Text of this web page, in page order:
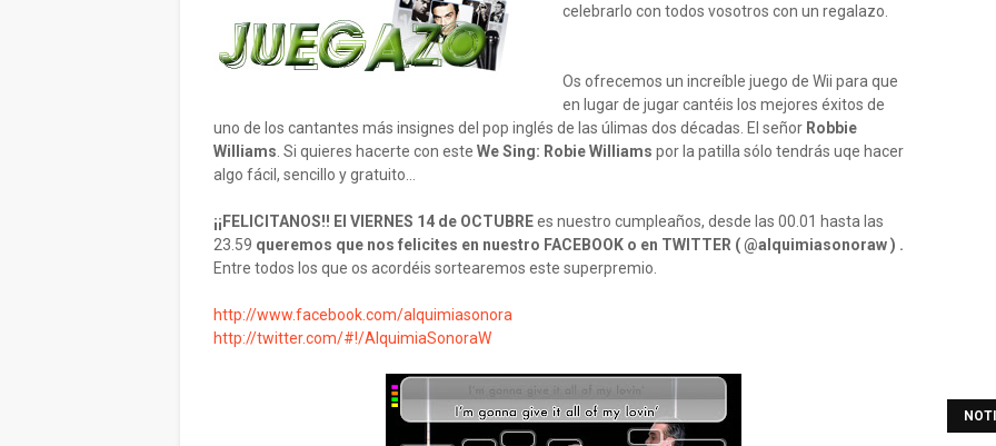
celebrarlo con todos vosotros con un regalazo.
Os ofrecemos un increíble juego de Wii para que
en lugar de jugar cantéis los mejores éxitos de
uno de los cantantes más insignes del pop inglés de las úlimas dos décadas. El señor Robbie
Williams . Si quieres hacerte con este We Sing: Robie Williams por la patilla sólo tendrás uqe hacer
algo fácil, sencillo y gratuito…
¡¡FELICITANOS!! El VIERNES 14 de OCTUBREes nuestro cumpleaños, desde las 00.01 hasta las
23.59 queremos que nos felicites en nuestro FACEBOOK o en TWITTER ( @alquimiasonoraw ) .
Entre todos los que os acordéis sortearemos este superpremio.
http://www.facebook.com/alquimiasonora
http://twitter.com/#!/AlquimiaSonoraW